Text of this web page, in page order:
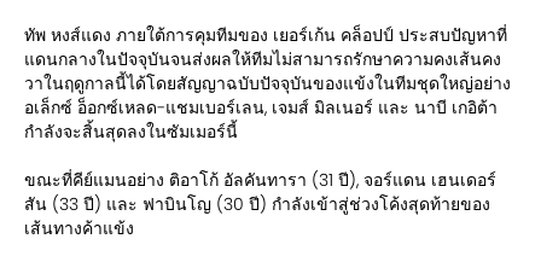
ทัพ หงส์แดง ภายใต้การคุมทีมของ เยอร์เก้น คล็อปป์ ประสบปัญหาที่
แดนกลางในปัจจุบันจนส่งผลให้ทีมไม่สามารถรักษาความคงเส้นคง
วาในฤดูกาลนี้ได้โดยสัญญาฉบับปัจจุบันของแข้งในทีมชุดใหญ่อย่าง
อเล็กซ์ อ็อกซ์เหลด-แชมเบอร์เลน, เจมส์ มิลเนอร์ และ นาบี เกอิต้า
กำลังจะสิ้นสุดลงในซัมเมอร์นี้
ขณะที่คีย์แมนอย่าง ติอาโก้ อัลคันทารา (31 ปี), จอร์แดน เฮนเดอร์
สัน (33 ปี) และ ฟาบินโญ (30 ปี) กำลังเข้าสู่ช่วงโค้งสุดท้ายของ
เส้นทางค้าแข้ง